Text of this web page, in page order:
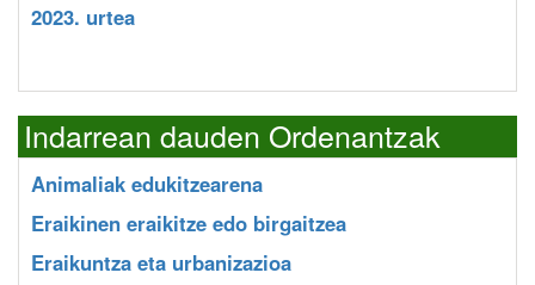
2023. urtea
Indarrean dauden Ordenantzak
Animaliak edukitzearena
Eraikinen eraikitze edo birgaitzea
Eraikuntza eta urbanizazioa